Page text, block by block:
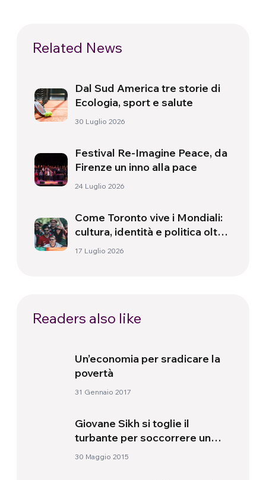
Related News
Dal Sud America tre storie di
Ecologia, sport e salute
30 Luglio 2026
Festival Re-Imagine Peace, da
Firenze un inno alla pace
24 Luglio 2026
Come Toronto vive i Mondiali:
cultura, identità e politica oltre
il campo
17 Luglio 2026
Readers also like
Un’economia per sradicare la
povertà
31 Gennaio 2017
Giovane Sikh si toglie il
turbante per soccorrere un
bambino ferito, diventa un eroe
30 Maggio 2015